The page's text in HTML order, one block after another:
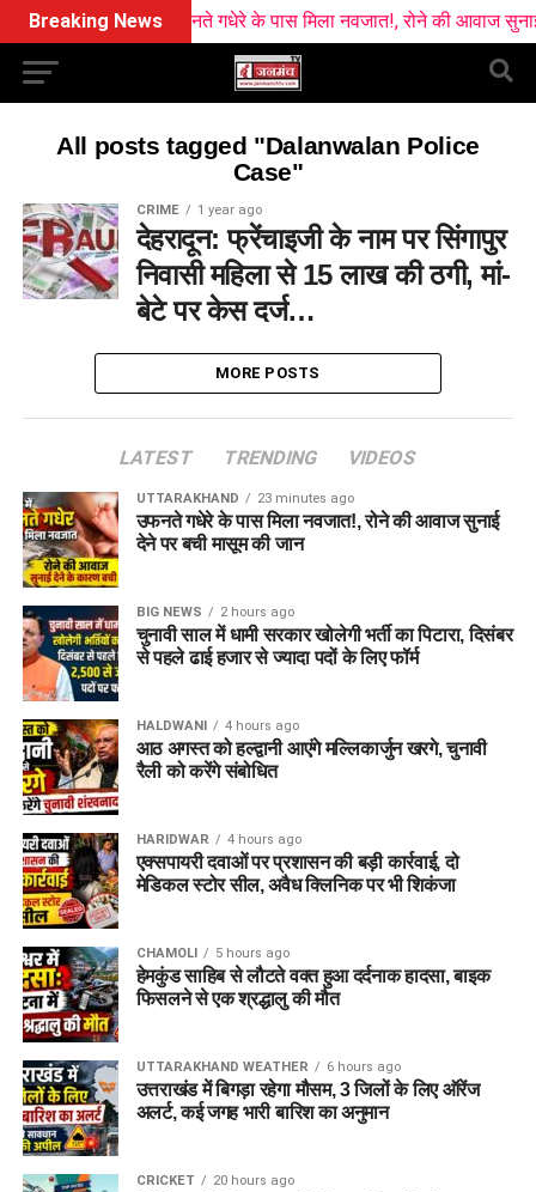
Breaking Newsउफनते गधेरे के पास मिला नवजात!, रोने की आवाज सुनाई
All posts tagged "Dalanwalan Police
Case"
CRIME 1 year ago
देहरादून: फ्रेंचाइजी के नाम पर सिंगापुर
निवासी महिला से 15 लाख की ठगी, मां-
बेटे पर केस दर्ज…
MORE POSTS
LATEST TRENDING VIDEOS
UTTARAKHAND 23 minutes ago
उफनते गधेरे के पास मिला नवजात!, रोने की आवाज सुनाई
देने पर बची मासूम की जान
BIG NEWS 2 hours ago
चुनावी साल में धामी सरकार खोलेगी भर्ती का पिटारा, दिसंबर
से पहले ढाई हजार से ज्यादा पदों के लिए फॉर्म
HALDWANI 4 hours ago
आठ अगस्त को हल्द्वानी आएंगे मल्लिकार्जुन खरगे, चुनावी
रैली को करेंगे संबोधित
HARIDWAR 4 hours ago
एक्सपायरी दवाओं पर प्रशासन की बड़ी कार्रवाई, दो
मेडिकल स्टोर सील, अवैध क्लिनिक पर भी शिकंजा
CHAMOLI 5 hours ago
हेमकुंड साहिब से लौटते वक्त हुआ दर्दनाक हादसा, बाइक
फिसलने से एक श्रद्धालु की मौत
UTTARAKHAND WEATHER 6 hours ago
उत्तराखंड में बिगड़ा रहेगा मौसम, 3 जिलों के लिए ऑरेंज
अलर्ट, कई जगह भारी बारिश का अनुमान
CRICKET 20 hours ago